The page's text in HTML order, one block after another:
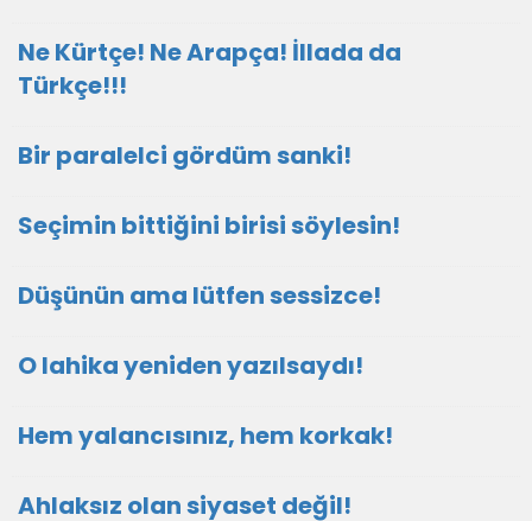
Ne Kürtçe! Ne Arapça! İllada da
Türkçe!!!
Bir paralelci gördüm sanki!
Seçimin bittiğini birisi söylesin!
Düşünün ama lütfen sessizce!
O lahika yeniden yazılsaydı!
Hem yalancısınız, hem korkak!
Ahlaksız olan siyaset değil!